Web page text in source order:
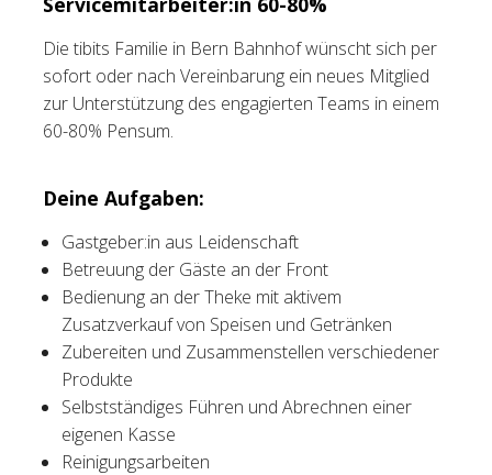
Tischreservation
Login
Schweiz (DE)
Die tibits Familie in Bern Bahnhof wünscht sich per
sofort oder nach Vereinbarung ein neues Mitglied
zur Unterstützung des engagierten Teams in einem
60-80% Pensum.
Deine Aufgaben:
Gastgeber:in aus Leidenschaft
Betreuung der Gäste an der Front
Bedienung an der Theke mit aktivem
Zusatzverkauf von Speisen und Getränken
Zubereiten und Zusammenstellen verschiedener
Produkte
Selbstständiges Führen und Abrechnen einer
eigenen Kasse
Reinigungsarbeiten